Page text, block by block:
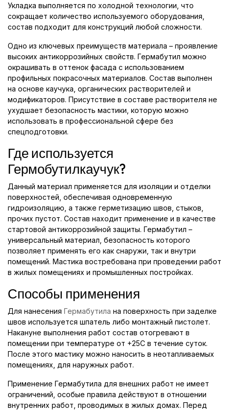
Укладка выполняется по холодной технологии, что
сокращает количество используемого оборудования,
состав подходит для конструкций любой сложности.
Одно из ключевых преимуществ материала – проявление
высоких антикоррозийных свойств. Гермабутил можно
окрашивать в оттенок фасада с использованием
профильных покрасочных материалов. Состав выполнен
на основе каучука, органических растворителей и
модификаторов. Присутствие в составе растворителя не
ухудшает безопасность мастики, которую можно
использовать в профессиональной сфере без
спецподготовки.
Где используется
Гермобутилкаучук?
Данный материал применяется для изоляции и отделки
поверхностей, обеспечивая одновременную
гидроизоляцию, а также герметизацию швов, стыков,
прочих пустот. Состав находит применение и в качестве
стартовой антикоррозийной защиты. Гермабутил –
универсальный материал, безопасность которого
позволяет применять его как снаружи, так и внутри
помещений. Мастика востребована при проведении работ
в жилых помещениях и промышленных постройках.
Способы применения
Для нанесения Гермабутила на поверхность при заделке
швов используется шпатель либо монтажный пистолет.
Накануне выполнения работ состав отогревают в
помещении при температуре от +25С в течение суток.
После этого мастику можно наносить в неотапливаемых
помещениях, для наружных работ.
Применение Гермабутила для внешних работ не имеет
ограничений, особые правила действуют в отношении
внутренних работ, проводимых в жилых домах. Перед